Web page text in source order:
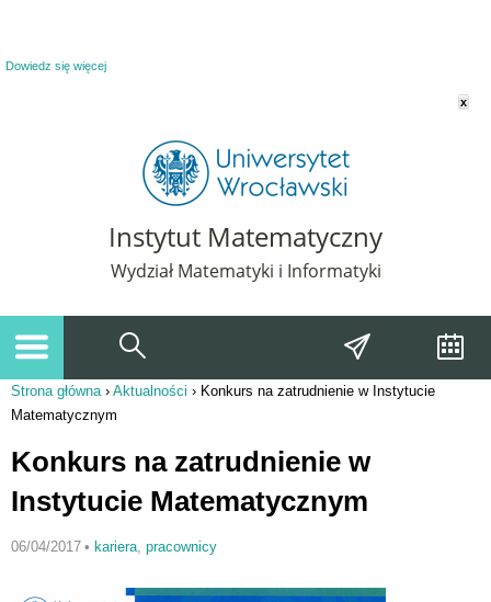
Dowiedz się więcej
x
Instytut Matematyczny
Wydział Matematyki i Informatyki
Jesteś tutaj
Strona główna› Aktualności › Konkurs na zatrudnienie w Instytucie
Matematycznym
Konkurs na zatrudnienie w
Instytucie Matematycznym
06/04/2017 • kariera, pracownicy